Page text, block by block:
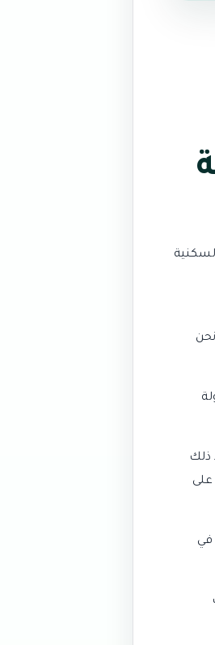
ذلك
في